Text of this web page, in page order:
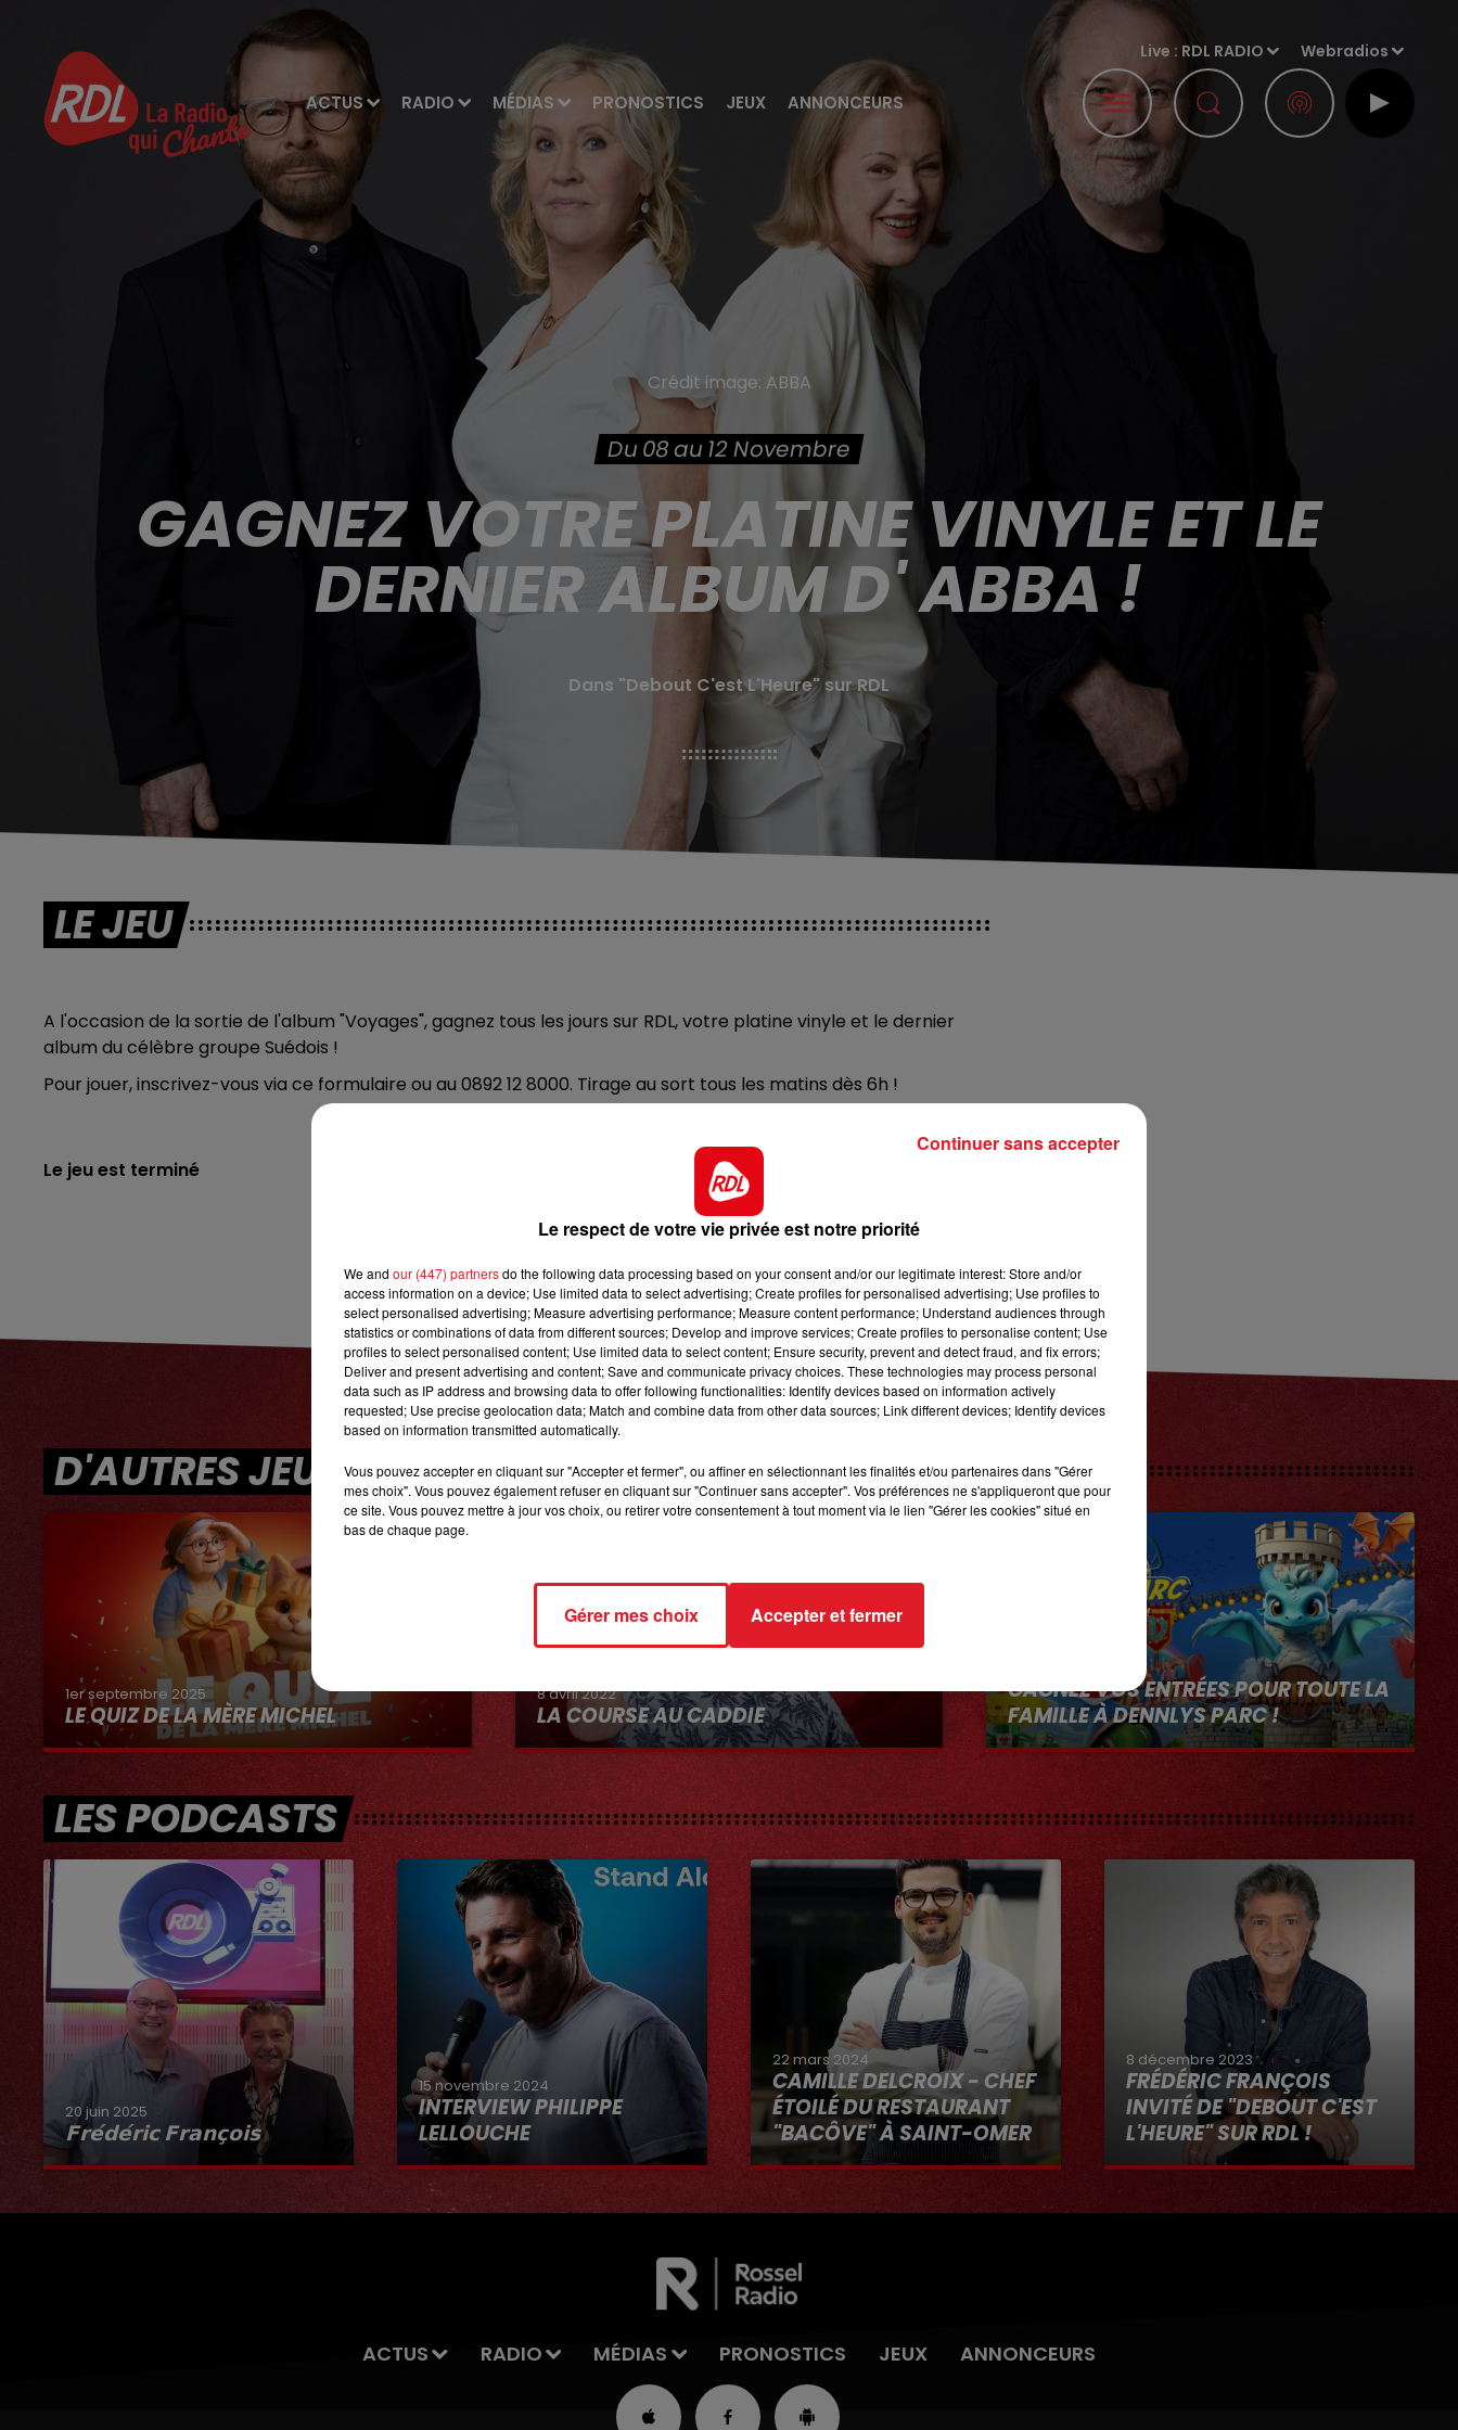
ACTUS RADIO MÉDIAS PRONOSTICS JEUX ANNONCEURS
Live : RDL RADIO Webradios
LE JUKEBOX RDL DEBOUT C'EST L'HEURE
Crédit image: ABBA
Du 08 au 12 Novembre
GAGNEZ VOTRE PLATINE VINYLE ET LE
DERNIER ALBUM D' ABBA !
Dans "Debout C'est L'Heure" sur RDL
LE JEU
A l'occasion de la sortie de l'album "Voyages", gagnez tous les jours sur RDL, votre platine vinyle et le dernier
album du célèbre groupe Suédois !
Pour jouer, inscrivez-vous via ce formulaire ou au 0892 12 8000. Tirage au sort tous les matins dès 6h !
Le jeu est terminé
D'AUTRES JEUX
1er septembre 2025
LE QUIZ DE LA MÈRE MICHEL
8 avril 2022
LA COURSE AU CADDIE
GAGNEZ VOS ENTRÉES POUR TOUTE LA
FAMILLE À DENNLYS PARC !
LES PODCASTS
20 juin 2025
𝗙𝗿𝗲́𝗱𝗲́𝗿𝗶𝗰 𝗙𝗿𝗮𝗻𝗰̧𝗼𝗶𝘀
Interview du 20 juin 2025
15 novembre 2024
INTERVIEW PHILIPPE
LELLOUCHE
22 mars 2024
CAMILLE DELCROIX - CHEF
ÉTOILÉ DU RESTAURANT
"BACÔVE" À SAINT-OMER
Au micro d'Hervé dans "RDL ET
8 décembre 2023
FRÉDÉRIC FRANÇOIS
INVITÉ DE "DEBOUT C'EST
L'HEURE" SUR RDL !
8 décembre 2023
ACTUS RADIO MÉDIAS PRONOSTICS JEUX ANNONCEURS
Le respect de votre vie privée est notre priorité
We and our (447) partnersdo the following data processing based on your consent and/or our legitimate interest: Store and/or
access information on a device; Use limited data to select advertising; Create profiles for personalised advertising; Use profiles to
select personalised advertising; Measure advertising performance; Measure content performance; Understand audiences through
statistics or combinations of data from different sources; Develop and improve services; Create profiles to personalise content; Use
profiles to select personalised content; Use limited data to select content; Ensure security, prevent and detect fraud, and fix errors;
Deliver and present advertising and content; Save and communicate privacy choices. These technologies may process personal
data such as IP address and browsing data to offer following functionalities: Identify devices based on information actively
requested; Use precise geolocation data; Match and combine data from other data sources; Link different devices; Identify devices
based on information transmitted automatically.
Vous pouvez accepter en cliquant sur "Accepter et fermer", ou affiner en sélectionnant les finalités et/ou partenaires dans "Gérer
mes choix". Vous pouvez également refuser en cliquant sur "Continuer sans accepter". Vos préférences ne s'appliqueront que pour
ce site. Vous pouvez mettre à jour vos choix, ou retirer votre consentement à tout moment via le lien "Gérer les cookies" situé en
bas de chaque page.
Gérer mes choix Accepter et fermer
Continuer sans accepter